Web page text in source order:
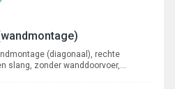
(diagonaal), rechte
slang, zonder wanddoorvoer,